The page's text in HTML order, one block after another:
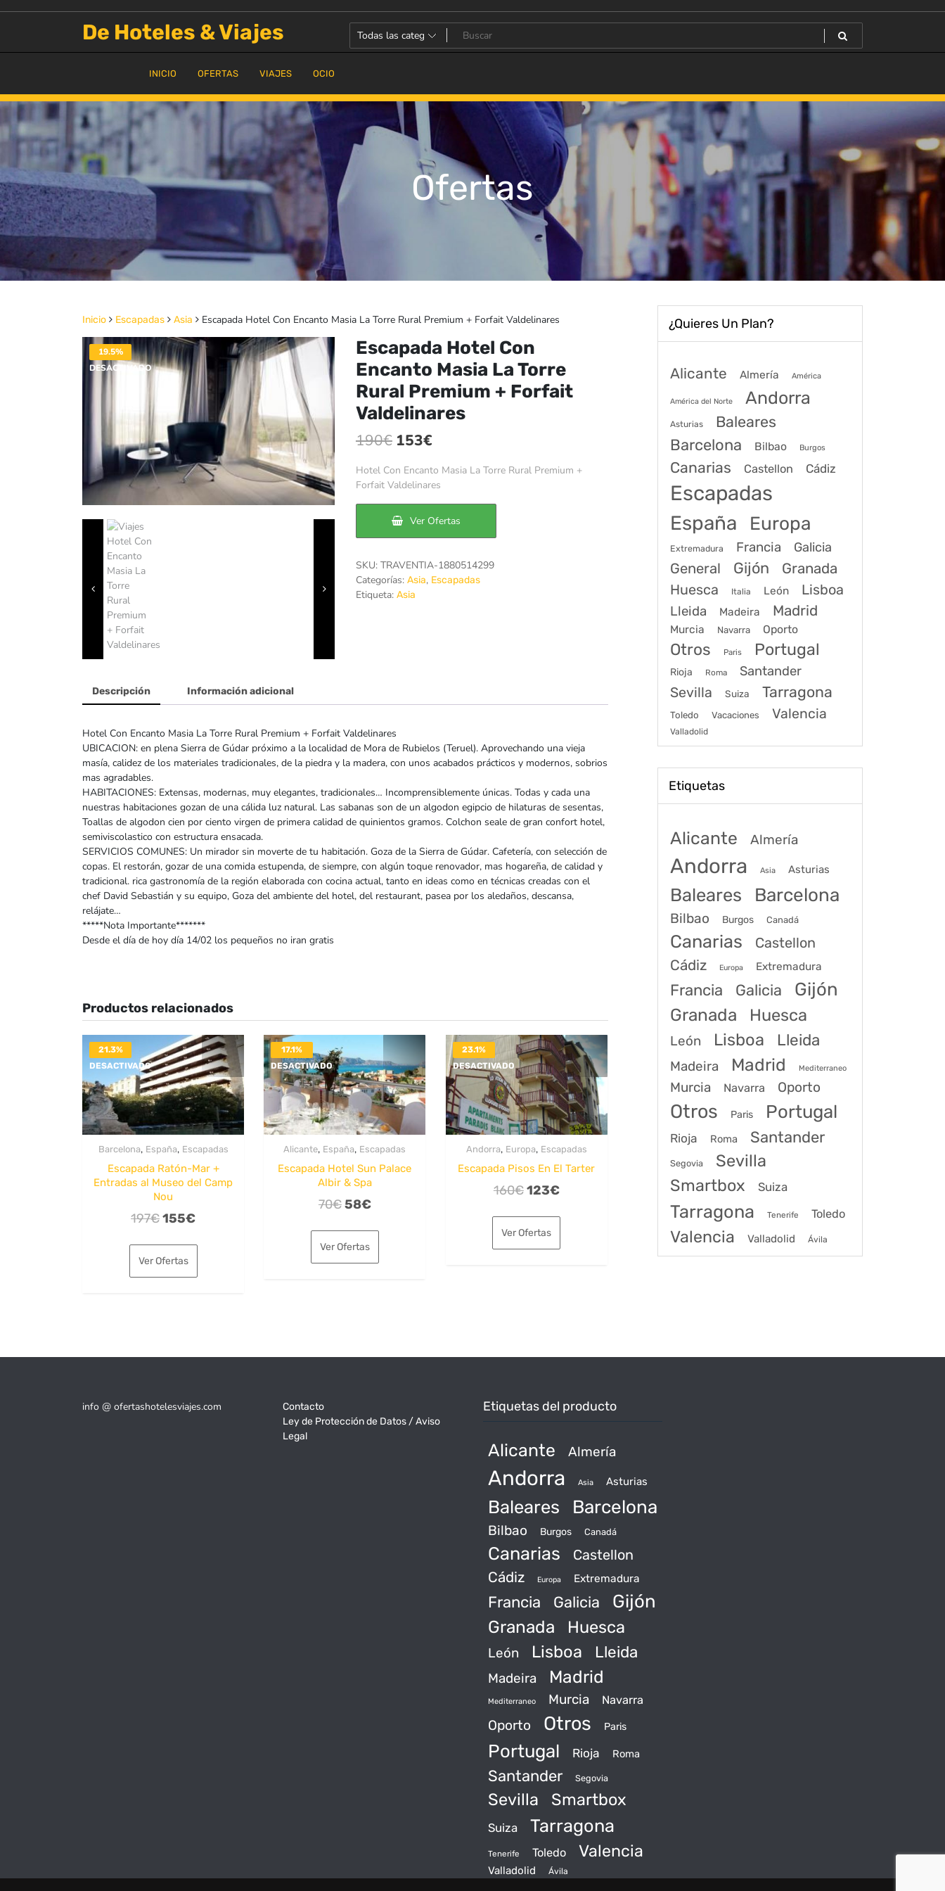
De Hoteles & Viajes
INICIO OFERTAS VIAJES OCIO
Ofertas
Inicio Escapadas Asia Escapada Hotel Con Encanto Masia La Torre Rural Premium + Forfait Valdelinares
19.5%
DESACTIVADO
Escapada Hotel Con
Encanto Masia La Torre
Rural Premium + Forfait
Valdelinares
190€ El
precio
original
era:
190€.
153€El
precio
actual
es:
153€.
Hotel Con Encanto Masia La Torre Rural Premium +
Forfait Valdelinares
Ver Ofertas
SKU: TRAVENTIA-1880514299
Categorías: Asia, Escapadas
Etiqueta: Asia
Descripción Información adicional
Hotel Con Encanto Masia La Torre Rural Premium + Forfait Valdelinares
UBICACION: en plena Sierra de Gúdar próximo a la localidad de Mora de Rubielos (Teruel). Aprovechando una vieja
masía, calidez de los materiales tradicionales, de la piedra y la madera, con unos acabados prácticos y modernos, sobrios
mas agradables.
HABITACIONES: Extensas, modernas, muy elegantes, tradicionales… Incomprensiblemente únicas. Todas y cada una
nuestras habitaciones gozan de una cálida luz natural. Las sabanas son de un algodon egipcio de hilaturas de sesentas,
Toallas de algodon cien por ciento virgen de primera calidad de quinientos gramos. Colchon seale de gran confort hotel,
semiviscolastico con estructura ensacada.
SERVICIOS COMUNES: Un mirador sin moverte de tu habitación. Goza de la Sierra de Gúdar. Cafetería, con selección de
copas. El restorán, gozar de una comida estupenda, de siempre, con algún toque renovador, mas hogareña, de calidad y
tradicional. rica gastronomía de la región elaborada con cocina actual, tanto en ideas como en técnicas creadas con el
chef David Sebastián y su equipo, Goza del ambiente del hotel, del restaurant, pasea por los aledaños, descansa,
relájate…
*****Nota Importante*******
Desde el día de hoy día 14/02 los pequeños no iran gratis
Productos relacionados
21.3%
DESACTIVADO
Barcelona, España, Escapadas
Escapada Ratón-Mar +
Entradas al Museo del Camp
Nou
197€El
original
era:
155€El
es:
Ver Ofertas
17.1%
DESACTIVADO
Alicante, España, Escapadas
Escapada Hotel Sun Palace
Albir & Spa
70€El
original
era:
58€El
es:
Ver Ofertas
23.1%
DESACTIVADO
Andorra, Europa, Escapadas
Escapada Pisos En El Tarter
160€El
original
era:
123€El
es:
Ver Ofertas
¿Quieres Un Plan?
Alicante Almería América
América del Norte Andorra
Asturias Baleares
Barcelona Bilbao Burgos
Canarias Castellon Cádiz
Escapadas
España Europa
Extremadura Francia Galicia
General Gijón
Granada
Huesca
Italia León Lisboa
Lleida Madeira Madrid
Murcia Navarra Oporto
Otros Paris Portugal
Rioja Roma Santander
Sevilla Suiza Tarragona
Toledo Vacaciones Valencia
Valladolid
Etiquetas
Alicante Almería
Andorra Asia Asturias
Baleares Barcelona
Bilbao Burgos Canadá
Canarias
Castellon
Cádiz
Europa Extremadura
Francia Galicia Gijón
Granada Huesca
León Lisboa Lleida
Madeira Madrid Mediterraneo
Murcia Navarra Oporto
Otros Paris Portugal
Rioja Roma Santander
Segovia
Sevilla
Smartbox
Suiza
Tarragona Tenerife Toledo
Valencia Valladolid Ávila
info @ ofertashotelesviajes.com
Contacto
Ley de Protección de Datos / Aviso
Legal
Etiquetas del producto
Alicante Almería
Andorra Asia Asturias
Baleares Barcelona
Bilbao Burgos Canadá
Canarias
Castellon
Cádiz
Europa Extremadura
Francia Galicia Gijón
Granada Huesca
León Lisboa Lleida
Madeira Madrid
Mediterraneo Murcia Navarra
Oporto Otros Paris
Portugal Rioja Roma
Santander Segovia
Sevilla Smartbox
Suiza Tarragona
Tenerife Toledo Valencia
Valladolid Ávila